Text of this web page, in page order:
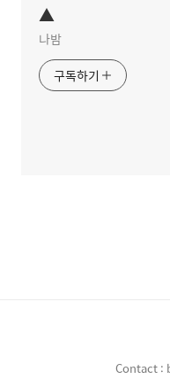
▲
나밤
구독하기
Contact :